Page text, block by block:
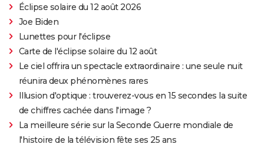
Éclipse solaire du 12 août 2026
Joe Biden
Lunettes pour l'éclipse
Carte de l'éclipse solaire du 12 août
Le ciel offrira un spectacle extraordinaire : une seule nuit
réunira deux phénomènes rares
Illusion d'optique : trouverez-vous en 15 secondes la suite
de chiffres cachée dans l'image ?
La meilleure série sur la Seconde Guerre mondiale de
l'histoire de la télévision fête ses 25 ans